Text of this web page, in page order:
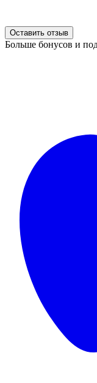
Оставить отзыв
Больше бонусов и